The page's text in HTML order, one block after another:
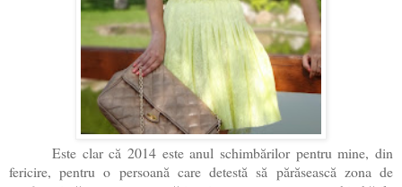
Este clar că 2014 este anul schimbărilor pentru mine, din
fericire, pentru o persoană care detestă să părăsească zona de